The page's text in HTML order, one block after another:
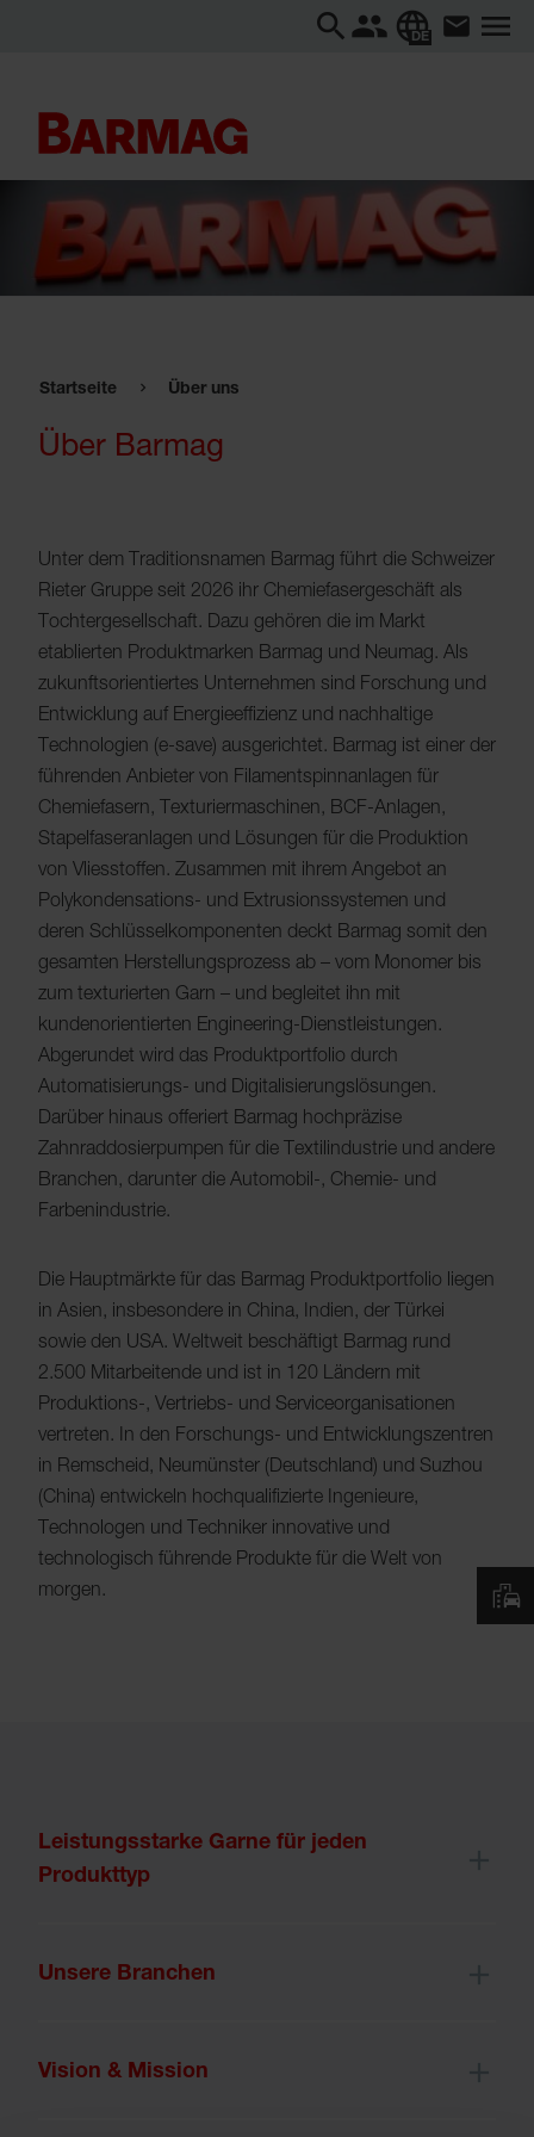
DE
Startseite Über uns
Über Barmag
Unter dem Traditionsnamen Barmag führt die Schweizer
Rieter Gruppe seit 2026 ihr Chemiefasergeschäft als
Tochtergesellschaft. Dazu gehören die im Markt
etablierten Produktmarken Barmag und Neumag. Als
zukunftsorientiertes Unternehmen sind Forschung und
Entwicklung auf Energieeffizienz und nachhaltige
Technologien (e-save) ausgerichtet. Barmag ist einer der
führenden Anbieter von Filamentspinnanlagen für
Chemiefasern, Texturiermaschinen, BCF-Anlagen,
Stapelfaseranlagen und Lösungen für die Produktion
von Vliesstoffen. Zusammen mit ihrem Angebot an
Polykondensations- und Extrusionssystemen und
deren Schlüsselkomponenten deckt Barmag somit den
gesamten Herstellungsprozess ab – vom Monomer bis
zum texturierten Garn – und begleitet ihn mit
kundenorientierten Engineering-Dienstleistungen.
Abgerundet wird das Produktportfolio durch
Automatisierungs- und Digitalisierungslösungen.
Darüber hinaus offeriert Barmag hochpräzise
Zahnraddosierpumpen für die Textilindustrie und andere
Branchen, darunter die Automobil-, Chemie- und
Farbenindustrie.
Die Hauptmärkte für das Barmag Produktportfolio liegen
in Asien, insbesondere in China, Indien, der Türkei
sowie den USA. Weltweit beschäftigt Barmag rund
2.500 Mitarbeitende und ist in 120 Ländern mit
Produktions-, Vertriebs- und Serviceorganisationen
vertreten. In den Forschungs- und Entwicklungszentren
in Remscheid, Neumünster (Deutschland) und Suzhou
(China) entwickeln hochqualifizierte Ingenieure,
Technologen und Techniker innovative und
technologisch führende Produkte für die Welt von
morgen.
Leistungsstarke Garne für jeden
Produkttyp
Unsere Branchen
Vision & Mission